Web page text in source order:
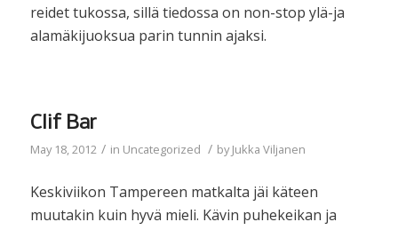
reidet tukossa, sillä tiedossa on non-stop ylä-ja
alamäkijuoksua parin tunnin ajaksi.
Clif Bar
May 18, 2012 / in Uncategorized / byJukka Viljanen
Keskiviikon Tampereen matkalta jäi käteen
muutakin kuin hyvä mieli. Kävin puhekeikan ja